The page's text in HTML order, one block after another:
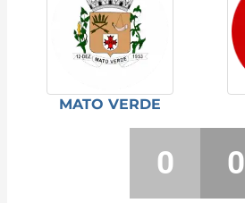
MATO VERDE
0 0